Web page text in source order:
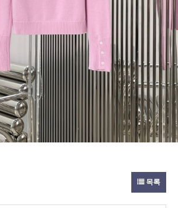
목록